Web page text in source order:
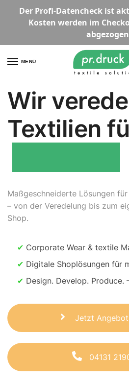
Der Profi-Datencheck ist
Kosten werden im
MENÜ
Wir
Textilien
Maßgeschneiderte Lösungen
– von der Veredelung bis zum
Shop.
✔ Corporate Wear & textile
✔ Digitale Shoplösungen für
✔ Design. Develop. Produce.
Jetzt
04131